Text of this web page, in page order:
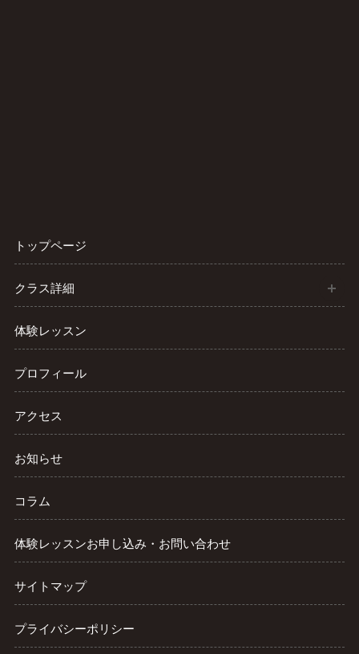
トップページ
クラス詳細
体験レッスン
プロフィール
アクセス
お知らせ
コラム
体験レッスンお申し込み・お問い合わせ
サイトマップ
プライバシーポリシー